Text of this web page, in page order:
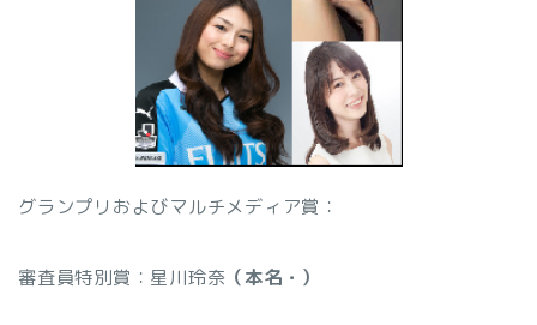
グランプリおよびマルチメディア賞：
審査員特別賞：星川玲奈 （本名・ ）